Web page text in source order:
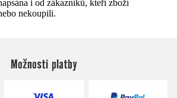
i od zákazníků, kteří zboží
nekoupili.
Možnosti platby